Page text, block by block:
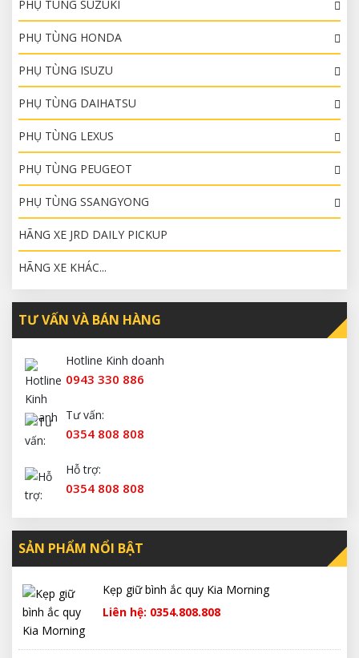
PHỤ TÙNG SUZUKI
PHỤ TÙNG HONDA
PHỤ TÙNG ISUZU
PHỤ TÙNG DAIHATSU
PHỤ TÙNG LEXUS
PHỤ TÙNG PEUGEOT
PHỤ TÙNG SSANGYONG
HÃNG XE JRD DAILY PICKUP
HÃNG XE KHÁC...
TƯ VẤN VÀ BÁN HÀNG
Hotline Kinh doanh
0943 330 886
Tư vấn:
0354 808 808
Hỗ trợ:
0354 808 808
SẢN PHẨM NỔI BẬT
Kẹp giữ bình ắc quy Kia Morning
Liên hệ: 0354.808.808